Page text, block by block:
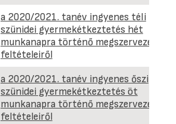
a 2020/2021. tanév ingyenes téli
szünidei gyermekétkeztetés hét
munkanapra történő
feltételeiről
a 2020/2021. tanév ingyenes őszi
szünidei gyermekétkeztetés öt
munkanapra történő
feltételeiről